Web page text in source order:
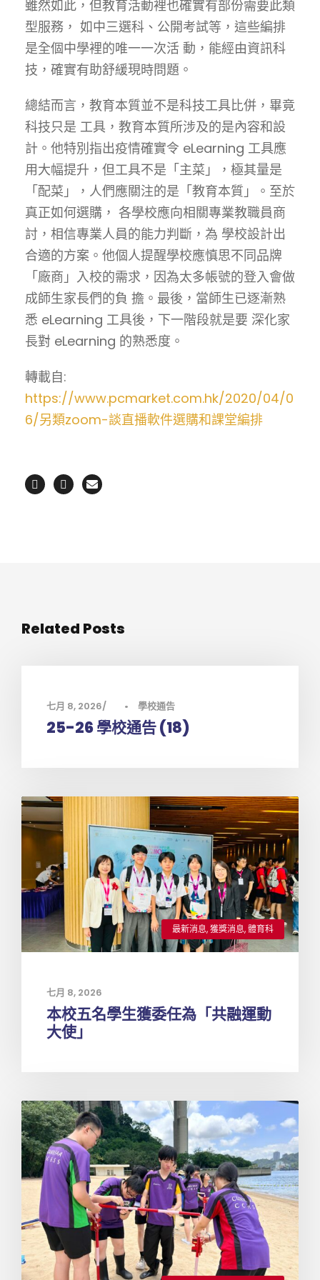
雖然如此，但教育活動裡也確實有部份需要此類
型服務， 如中三選科、公開考試等，這些編排
是全個中學裡的唯一一次活 動，能經由資訊科
技，確實有助舒緩現時問題。
總結而言，教育本質並不是科技工具比併，畢竟
科技只是 工具，教育本質所涉及的是內容和設
計。他特別指出疫情確實令 eLearning 工具應
用大幅提升，但工具不是「主菜」，極其量是
「配菜」，人們應關注的是「教育本質」。至於
真正如何選購， 各學校應向相關專業教職員商
討，相信專業人員的能力判斷，為 學校設計出
合適的方案。他個人提醒學校應慎思不同品牌
「廠商」入校的需求，因為太多帳號的登入會做
成師生家長們的負 擔。最後，當師生已逐漸熟
悉 eLearning 工具後，下一階段就是要 深化家
長對 eLearning 的熟悉度。
轉載自:
https://www.pcmarket.com.hk/2020/04/0
6/另類zoom-談直播軟件選購和課堂編排
Related Posts
七月 8, 2026 • 學校通告
25-26 學校通告 (18)
最新消息,獲獎消息,體育科
七月 8, 2026
本校五名學生獲委任為「共融運動
大使」